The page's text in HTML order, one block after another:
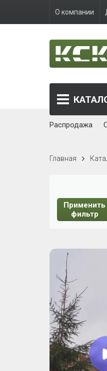
О компании
Распродажа
Главная
Применить
фильтр